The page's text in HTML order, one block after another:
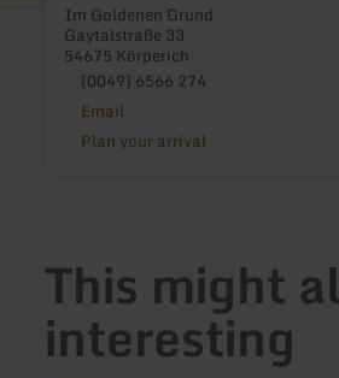
Im Goldenen Grund
Gaytalstraße 33
54675 Körperich
(0049) 6566 274
Email
Plan your arrival
This might
interesting